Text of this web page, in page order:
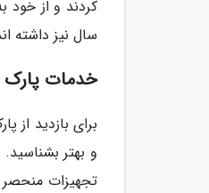
سال نیز داشته
خدمات پارک
برای بازدید از
و بهتر
تجهیزات منحصر